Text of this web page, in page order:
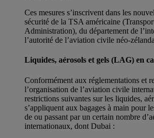
Ces mesures s’inscrivent dans les
sécurité de la TSA américaine
Administration), du département de
l’autorité de l’aviation civile néo-
Liquides, aérosols et gels (LAG) en
Conformément aux réglementations et
l’organisation de l’aviation civile
restrictions suivantes sur les liquides,
s’appliquent aux bagages à main pour
de ou passant par un certain nombre
internationaux, dont Dubai :